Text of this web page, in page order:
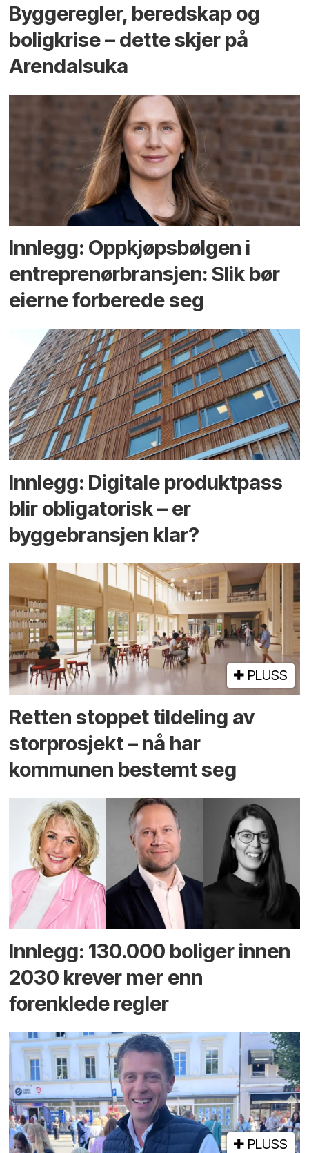
Bygge­regler, beredskap og
bolig­krise – dette skjer på
Arendals­uka
Innlegg: Oppkjøps­bølgen i
entreprenør­bransjen: Slik bør
eierne forberede seg
Innlegg: Digitale produktpass
blir obligatorisk – er
byggebransjen klar?
PLUSS
Retten stoppet tildeling av
storprosjekt – nå har
kommunen bestemt seg
Innlegg: 130.000 boliger innen
2030 krever mer enn
forenklede regler
PLUSS